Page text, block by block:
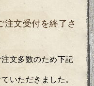
文受付を終了さ
文多数のため下記
いただきました。